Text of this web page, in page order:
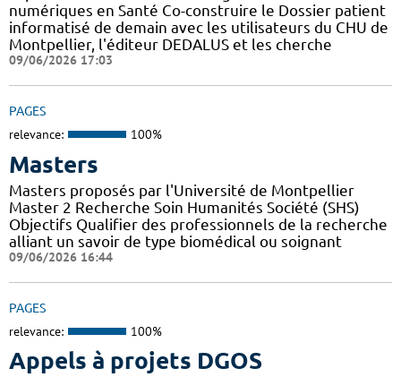
numériques en Santé Co-construire le Dossier patient
informatisé de demain avec les utilisateurs du CHU de
Montpellier, l'éditeur DEDALUS et les cherche
09/06/2026 17:03
PAGES
relevance: 100%
Masters
Masters proposés par l'Université de Montpellier
Master 2 Recherche Soin Humanités Société (SHS)
Objectifs Qualifier des professionnels de la recherche
alliant un savoir de type biomédical ou soignant
09/06/2026 16:44
PAGES
relevance: 100%
Appels à projets DGOS